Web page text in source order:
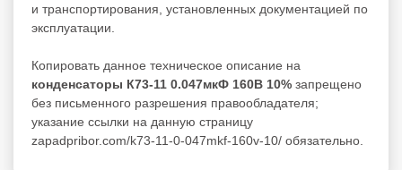
и транспортирования, установленных документацией по
эксплуатации.
Копировать данное техническое описание на
конденсаторы К73-11 0.047мкФ 160В 10% запрещено
без письменного разрешения правообладателя;
указание ссылки на данную страницу
zapadpribor.com/k73-11-0-047mkf-160v-10/ обязательно.